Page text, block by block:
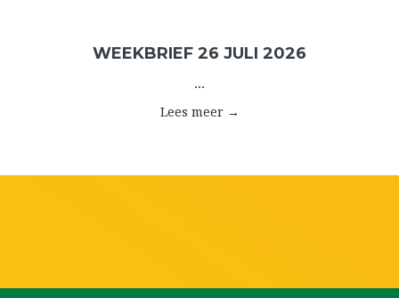
WEEKBRIEF 26 JULI 2026
...
Lees meer →